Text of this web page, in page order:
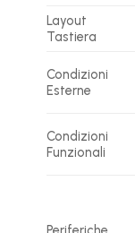
Layout
Tastiera
Condizioni
Esterne
Condizioni
Funzionali